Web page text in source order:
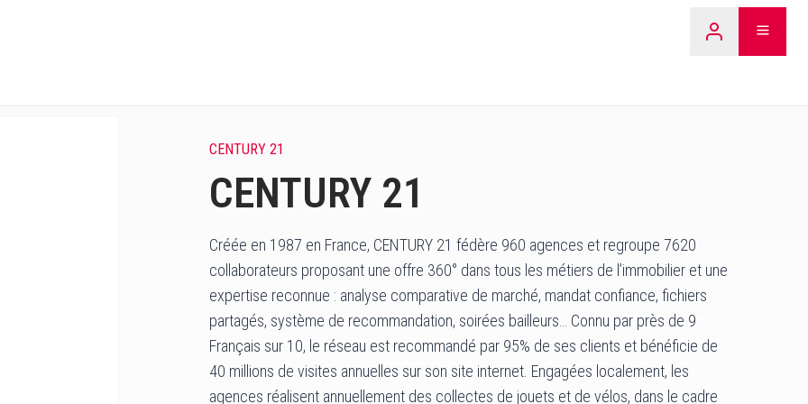
LEARN
CENTURY 21
CENTURY 21
Créée en 1987 en France, CENTURY 21 fédère 960 agences et regroupe 7620
collaborateurs proposant une offre 360° dans tous les métiers de l’immobilier et une
expertise reconnue : analyse comparative de marché, mandat confiance, fichiers
partagés, système de recommandation, soirées bailleurs… Connu par près de 9
Français sur 10, le réseau est recommandé par 95% de ses clients et bénéficie de
40 millions de visites annuelles sur son site internet. Engagées localement, les
agences réalisent annuellement des collectes de jouets et de vélos, dans le cadre